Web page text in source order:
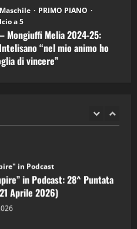
PRIMO PIANO
a 5
Mongiuffi Melia 2024-25:
“nel mio animo ho
di vincere”
in Podcast: 30^ Puntata
Maggio 2026)
in Podcast: 28^ Puntata
Aprile 2026)